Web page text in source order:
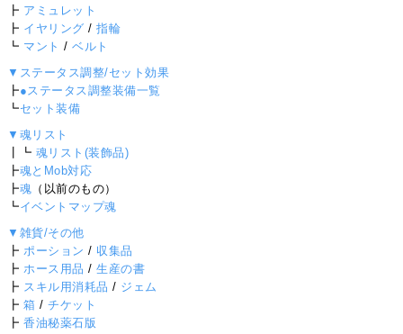
┣ アミュレット
┣ イヤリング /指輪
┗ マント /ベルト
▼ステータス調整/セット効果
┣●ステータス調整装備一覧
┗セット装備
▼魂リスト
┃┗ 魂リスト(装飾品)
┣魂とMob対応
┣魂 （以前のもの）
┗イベントマップ魂
▼雑貨/その他
┣ポーション / 収集品
┣ホース用品 /生産の書
┣ スキル用消耗品 / ジェム
┣箱 /チケット
┣香油秘薬石版